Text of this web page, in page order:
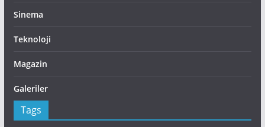
Sinema
Teknoloji
Magazin
Galeriler
Tags